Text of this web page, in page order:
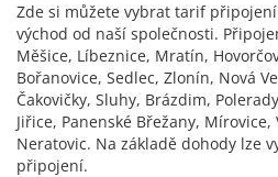
Zde si můžete vybrat tarif
východ od naší společnosti.
Měšice, Líbeznice, Mratín,
Bořanovice, Sedlec, Zlonín, Nová
Čakovičky, Sluhy, Brázdim,
Jiřice, Panenské Břežany,
Neratovic. Na základě dohody lze
připojení.